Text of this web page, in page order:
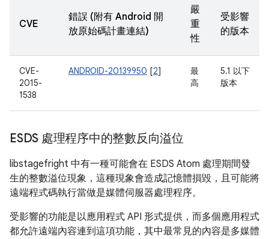
CVE
錯誤 (附有 Android 開
放原始碼計畫連結)
嚴
重
性
受影響
的版本
CVE-
2015-
1538
ANDROID-20139950 [2]
最
高
5.1 以下
版本
ESDS 處理程序中的整數反向溢位
libstagefright 中有一種可能會在 ESDS Atom 處理期間發
生的整數溢位現象，這種現象會造成記憶體損毀，且可能將
遠端程式碼執行當做是媒體伺服器處理程序。
受影響的功能是以應用程式 API 形式提供，而多個應用程式
都允許遠端內容連到這項功能，其中最常見的內容是多媒體